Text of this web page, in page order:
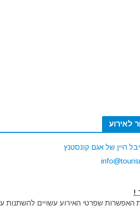
לאירוע
היין של אגם קונסטנץ
!
שפרטי האירוע עשויים להשתנות